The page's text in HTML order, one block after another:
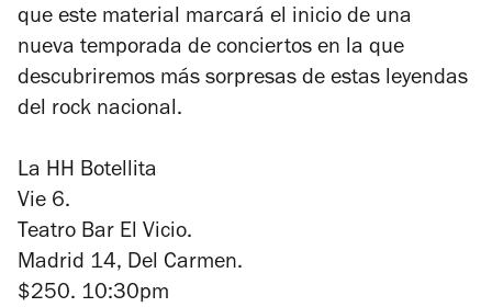
que este material marcará el inicio de una
nueva temporada de conciertos en la que
descubriremos más sorpresas de estas leyendas
del rock nacional.
La HH Botellita
Vie 6.
Teatro Bar El Vicio.
Madrid 14, Del Carmen.
$250. 10:30pm